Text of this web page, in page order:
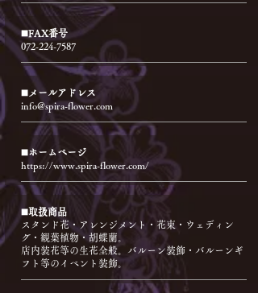
◼️FAX番号
072-224-7587
◼️メールアドレス
info@spira-flower.com
◼️ホームページ
https://www.spira-flower.com/
◼️取扱商品
スタンド花・アレンジメント・花束・ウェディン
グ・観葉植物・胡蝶蘭。
店内装花等の生花全般。バルーン装飾・バルーンギ
フト等のイベント装飾。